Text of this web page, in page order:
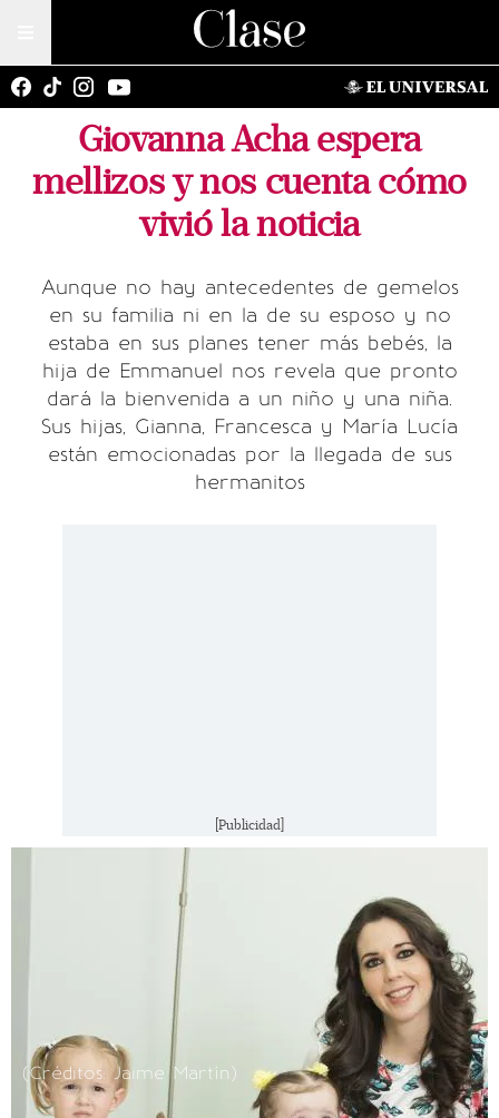
Giovanna Acha espera
mellizos y nos cuenta cómo
vivió la noticia
Aunque no hay antecedentes de gemelos
en su familia ni en la de su esposo y no
estaba en sus planes tener más bebés, la
hija de Emmanuel nos revela que pronto
dará la bienvenida a un niño y una niña.
Sus hijas, Gianna, Francesca y María Lucía
están emocionadas por la llegada de sus
hermanitos
[Publicidad]
(Créditos: Jaime Martín)